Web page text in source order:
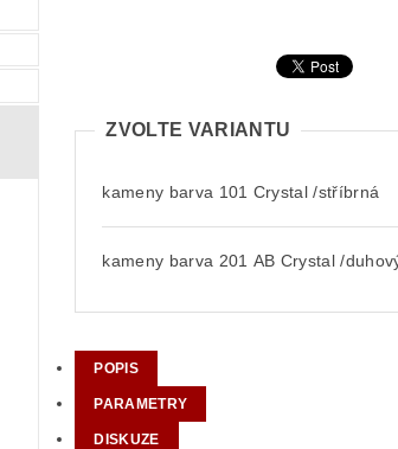
ZVOLTE VARIANTU
kameny barva 101 Crystal /stříbrná
kameny barva 201 AB Crystal /
POPIS
PARAMETRY
DISKUZE